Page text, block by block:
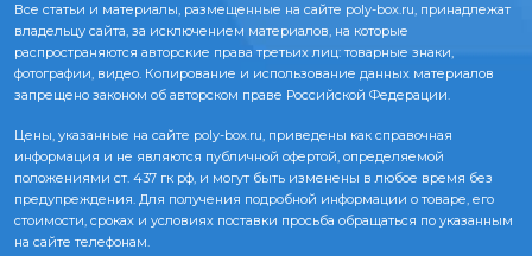
Все статьи и материалы, размещенные на сайте poly-box.ru, принадлежат
владельцу сайта, за исключением материалов, на которые
распространяются авторские права третьих лиц: товарные знаки,
фотографии, видео. Копирование и использование данных материалов
запрещено законом об авторском праве Российской Федерации.
Цены, указанные на сайте poly-box.ru, приведены как справочная
информация и не являются публичной офертой, определяемой
положениями ст. 437 гк рф, и могут быть изменены в любое время без
предупреждения. Для получения подробной информации о товаре, его
стоимости, сроках и условиях поставки просьба обращаться по указанным
на сайте телефонам.